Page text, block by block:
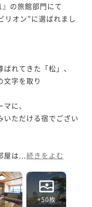
の旅館部門にて
リオン”に選ばれまし
れてきた「松」、
文字を取り
に、
いただける宿でござい
は... 続きをよむ
+50枚